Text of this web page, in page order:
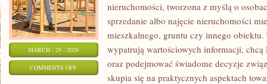
MARCH - 29 - 2026
COMMENTS OFFON
nieruchomości, tworzona z myślą o
sprzedanie albo najęcie nieruchomości
mieszkalnego, gruntu czy innego
wypatrują wartościowych informacji,
oraz podejmować świadome decyzje
skupia się na praktycznych aspektach